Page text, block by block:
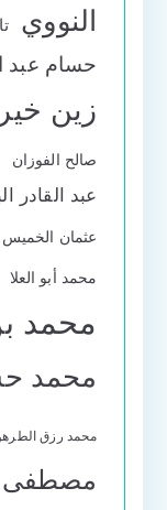
النووي
حسام عبد
زين خير
صالح الفوزان
عبد القادر
عثمان الخميس
محمد أبو العلا
محمد
محمد
محمد رزق
مصطفى